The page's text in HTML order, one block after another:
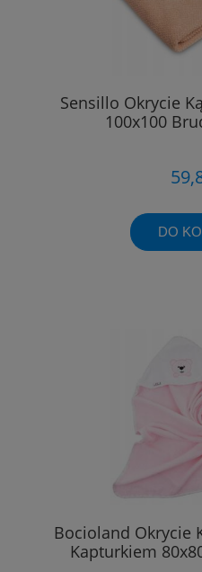
Sensillo Okrycie
100x100
DO
Bocioland Okrycie
Kapturkiem